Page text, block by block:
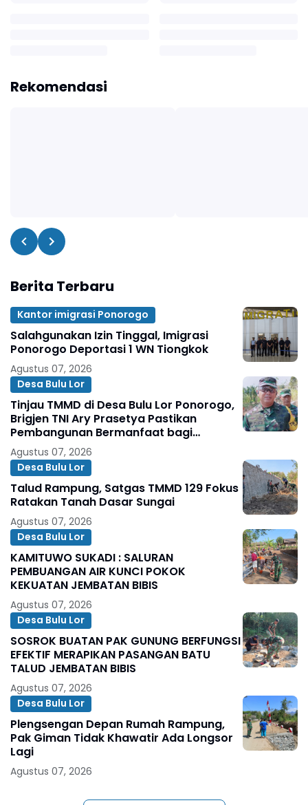
Rekomendasi
Berita Terbaru
Kantor imigrasi Ponorogo
Salahgunakan Izin Tinggal, Imigrasi
Ponorogo Deportasi 1 WN Tiongkok
Agustus 07, 2026
Desa Bulu Lor
Tinjau TMMD di Desa Bulu Lor Ponorogo,
Brigjen TNI Ary Prasetya Pastikan
Pembangunan Bermanfaat bagi
Masyarakat
Agustus 07, 2026
Desa Bulu Lor
Talud Rampung, Satgas TMMD 129 Fokus
Ratakan Tanah Dasar Sungai
Agustus 07, 2026
Desa Bulu Lor
KAMITUWO SUKADI : SALURAN
PEMBUANGAN AIR KUNCI POKOK
KEKUATAN JEMBATAN BIBIS
Agustus 07, 2026
Desa Bulu Lor
SOSROK BUATAN PAK GUNUNG BERFUNGSI
EFEKTIF MERAPIKAN PASANGAN BATU
TALUD JEMBATAN BIBIS
Agustus 07, 2026
Desa Bulu Lor
Plengsengan Depan Rumah Rampung,
Pak Giman Tidak Khawatir Ada Longsor
Lagi
Agustus 07, 2026